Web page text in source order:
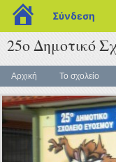
blogs.sch.gr
Σύνδεση
25ο Δημοτικό
Αρχική Το σχολείο